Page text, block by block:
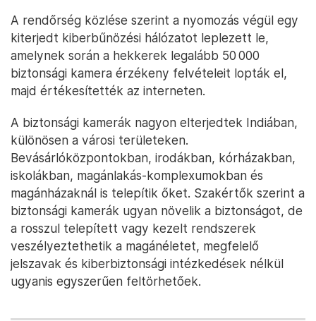
A rendőrség közlése szerint a nyomozás végül egy
kiterjedt kiberbűnözési hálózatot leplezett le,
amelynek során a hekkerek legalább 50 000
biztonsági kamera érzékeny felvételeit lopták el,
majd értékesítették az interneten.
A biztonsági kamerák nagyon elterjedtek Indiában,
különösen a városi területeken.
Bevásárlóközpontokban, irodákban, kórházakban,
iskolákban, magánlakás-komplexumokban és
magánházaknál is telepítik őket. Szakértők szerint a
biztonsági kamerák ugyan növelik a biztonságot, de
a rosszul telepített vagy kezelt rendszerek
veszélyeztethetik a magánéletet, megfelelő
jelszavak és kiberbiztonsági intézkedések nélkül
ugyanis egyszerűen feltörhetőek.